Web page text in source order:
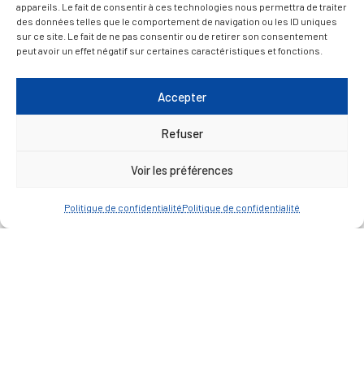
appareils. Le fait de consentir à ces technologies nous permettra de traiter
des données telles que le comportement de navigation ou les ID uniques
sur ce site. Le fait de ne pas consentir ou de retirer son consentement
peut avoir un effet négatif sur certaines caractéristiques et fonctions.
Accepter
Refuser
Voir les préférences
Politique de confidentialitéPolitique de confidentialité
ACCÈS RAPIDE
Travaux
Marchés publics
Urbanisme
— Faire une recherche